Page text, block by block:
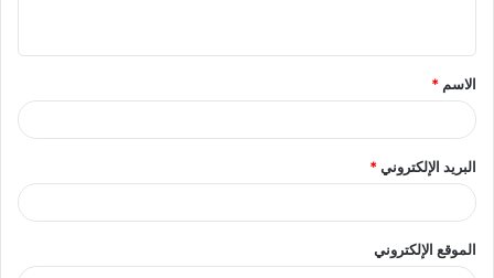
ق
*
الاسم *
البريد الإلكتروني*
الموقع الإلكتروني